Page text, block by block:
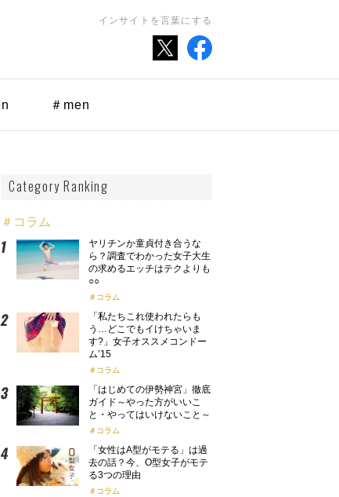
インサイトを言葉にする
＃men
Category Ranking
＃コラム
ヤリチンか童貞付き合うな
ら？調査でわかった女子大生
の求めるエッチはテクよりも
○○
コラム
「私たちこれ使われたらも
う…どこでもイけちゃいま
す?」女子オススメコンドー
ム’15
コラム
「はじめての伊勢神宮」徹底
ガイド～やった方がいいこ
と・やってはいけないこと～
コラム
「女性はA型がモテる」は過
去の話？今、O型女子がモテ
る3つの理由
コラム